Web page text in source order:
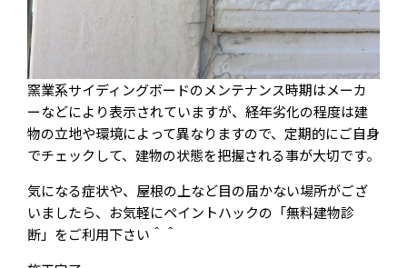
窯業系サイディングボードのメンテナンス時期はメーカ
ーなどにより表示されていますが、経年劣化の程度は建
物の立地や環境によって異なりますので、定期的にご自身
でチェックして、建物の状態を把握される事が大切です。
気になる症状や、屋根の上など目の届かない場所がござ
いましたら、お気軽にペイントハックの「無料建物診
断」をご利用下さい＾＾